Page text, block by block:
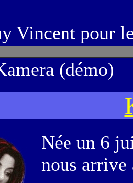
Vincent pour
(démo)
Née un 6
nous arrive